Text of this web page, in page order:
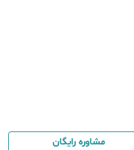
مشاوره رایگان